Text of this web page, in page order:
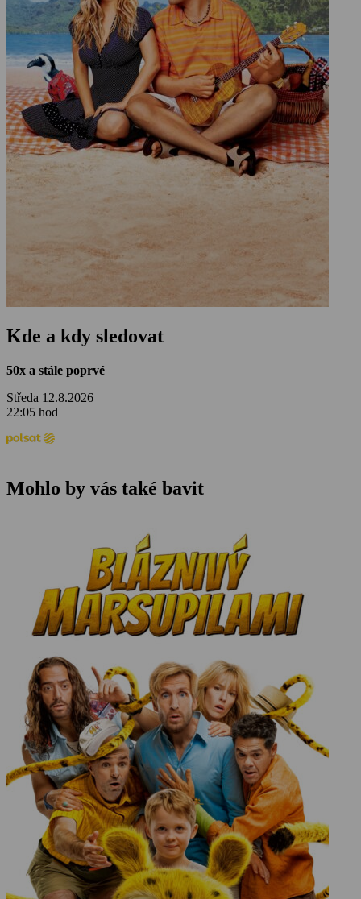
Kde a kdy sledovat
50x a stále poprvé
Středa 12.8.2026
22:05 hod
Mohlo by vás také bavit